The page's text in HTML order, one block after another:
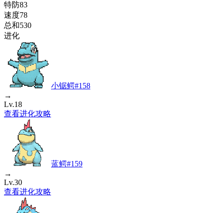
特防83
速度78
总和530
进化
小锯鳄#158
→
Lv.18
查看进化攻略
蓝鳄#159
→
Lv.30
查看进化攻略